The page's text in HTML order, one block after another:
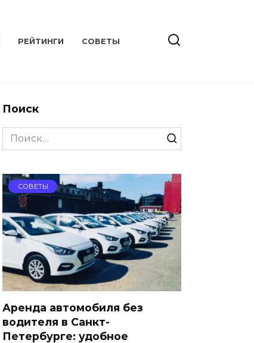
РЕЙТИНГИ СОВЕТЫ
Поиск
Search
for:
СОВЕТЫ
Аренда автомобиля без
водителя в Санкт-
Петербурге: удобное